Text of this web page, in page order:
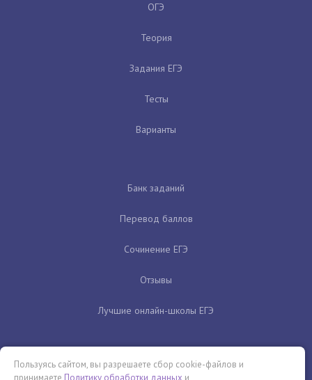
ОГЭ
Теория
Задания ЕГЭ
Тесты
Варианты
Банк заданий
Перевод баллов
Сочинение ЕГЭ
Отзывы
Лучшие онлайн-школы ЕГЭ
Пользуясь сайтом, вы разрешаете сбор cookie-файлов и
принимаете Политику обработки данных и